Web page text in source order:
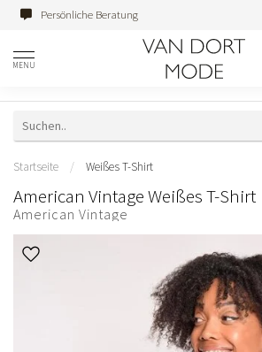
Persönliche Beratung
MENU
Startseite / Weißes T-Shirt
American Vintage Weißes T-Shirt
American Vintage